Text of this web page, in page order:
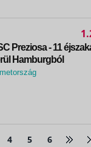
Preziosa - 11
Hamburgból
4 5 6